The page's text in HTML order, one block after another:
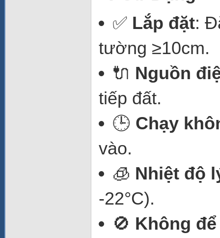
✅ Lắp đặt:
tường ≥10cm.
🔌 Nguồn
tiếp đất.
🕒 Chạy
vào.
🧊 Nhiệt độ
-22°C).
🚫 Không